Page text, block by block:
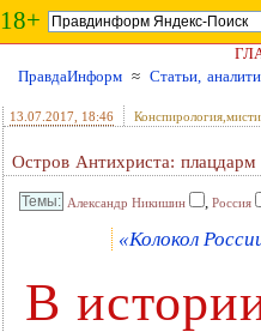
18+
ПравдаИнформ ≈ Статьи,
13.07.2017 , 18:46
Остров Антихриста:
Александр Никишин , Россия
«Колокол
В